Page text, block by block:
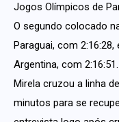
Jogos Olímpicos de
O segundo colocado
Paraguai, com
Argentina, com 2:16:51.
Mirela cruzou a linha
minutos para se